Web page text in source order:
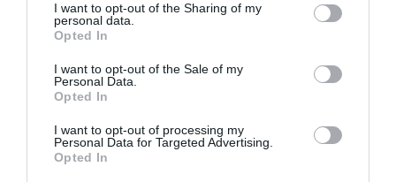
I want to opt-out of the Sharing of my
personal data.
Opted In
I want to opt-out of the Sale of my
Personal Data.
Opted In
I want to opt-out of processing my
Personal Data for Targeted Advertising.
Opted In
Bananbröd
Bananbröd eller Banana Bread är en slags kompakt
saftig sockerkaka bakat med mogen banan, kanel,